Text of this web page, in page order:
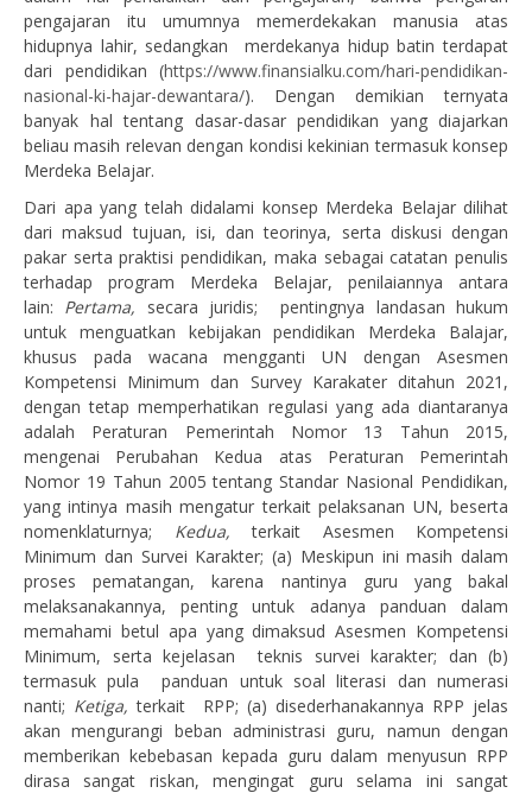
pengajaran itu umumnya memerdekakan manusia atas
hidupnya lahir, sedangkan merdekanya hidup batin terdapat
dari pendidikan (https://www.finansialku.com/hari-pendidikan-
nasional-ki-hajar-dewantara/). Dengan demikian ternyata
banyak hal tentang dasar-dasar pendidikan yang diajarkan
beliau masih relevan dengan kondisi kekinian termasuk konsep
Merdeka Belajar.
Dari apa yang telah didalami konsep Merdeka Belajar dilihat
dari maksud tujuan, isi, dan teorinya, serta diskusi dengan
pakar serta praktisi pendidikan, maka sebagai catatan penulis
terhadap program Merdeka Belajar, penilaiannya antara
lain: Pertama, secara juridis; pentingnya landasan hukum
untuk menguatkan kebijakan pendidikan Merdeka Balajar,
khusus pada wacana mengganti UN dengan Asesmen
Kompetensi Minimum dan Survey Karakater ditahun 2021,
dengan tetap memperhatikan regulasi yang ada diantaranya
adalah Peraturan Pemerintah Nomor 13 Tahun 2015,
mengenai Perubahan Kedua atas Peraturan Pemerintah
Nomor 19 Tahun 2005 tentang Standar Nasional Pendidikan,
yang intinya masih mengatur terkait pelaksanan UN, beserta
nomenklaturnya; Kedua,terkait Asesmen Kompetensi
Minimum dan Survei Karakter; (a) Meskipun ini masih dalam
proses pematangan, karena nantinya guru yang bakal
melaksanakannya, penting untuk adanya panduan dalam
memahami betul apa yang dimaksud Asesmen Kompetensi
Minimum, serta kejelasan teknis survei karakter; dan (b)
termasuk pula panduan untuk soal literasi dan numerasi
nanti; Ketiga,terkait
RPP; (a) disederhanakannya RPP jelas
akan mengurangi beban administrasi guru, namun dengan
memberikan kebebasan kepada guru dalam menyusun RPP
dirasa sangat riskan, mengingat guru selama ini sangat